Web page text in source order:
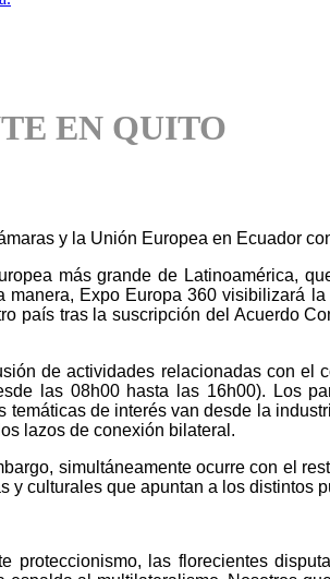
EN QUITO
y la Unión Europea en Ecuador
más grande de Latinoamérica,
Expo Europa 360 visibilizará
país tras la suscripción del Acuerdo
de actividades relacionadas con el
las 08h00 hasta las 16h00). Los
de interés van desde la
lazos de conexión bilateral.
simultáneamente ocurre con el
y culturales que apuntan a los distintos
las florecientes